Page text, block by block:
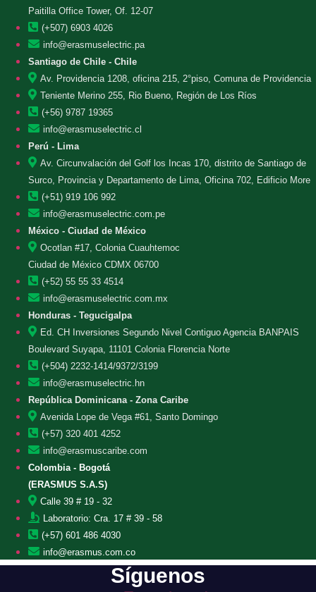
Paitilla Office Tower, Of. 12-07
(+507) 6903 4026
info@erasmuselectric.pa
Santiago de Chile - Chile
Av. Providencia 1208, oficina 215, 2°piso, Comuna de Providencia
Teniente Merino 255, Rio Bueno, Región de Los Ríos
(+56) 9787 19365
info@erasmuselectric.cl
Perú - Lima
Av. Circunvalación del Golf los Incas 170, distrito de Santiago de
Surco, Provincia y Departamento de Lima, Oficina 702, Edificio More
(+51) 919 106 992
info@erasmuselectric.com.pe
México - Ciudad de México
Ocotlan #17, Colonia Cuauhtemoc
Ciudad de México CDMX 06700
(+52) 55 55 33 4514
info@erasmuselectric.com.mx
Honduras - Tegucigalpa
Ed. CH Inversiones Segundo Nivel Contiguo Agencia BANPAIS
Boulevard Suyapa, 11101 Colonia Florencia Norte
(+504) 2232-1414/9372/3199
info@erasmuselectric.hn
República Dominicana - Zona Caribe
Avenida Lope de Vega #61, Santo Domingo
(+57) 320 401 4252
info@erasmuscaribe.com
Colombia - Bogotá
(ERASMUS S.A.S)
Calle 39 # 19 - 32
Laboratorio: Cra. 17 # 39 - 58
(+57) 601 486 4030
info@erasmus.com.co
Síguenos